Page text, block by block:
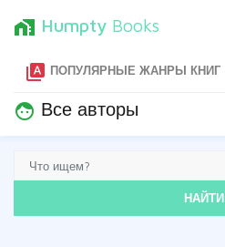
home_work Humpty Books
type_specimen ПОПУЛЯРНЫЕ ЖАНРЫ КНИГ
face Все авторы
НАЙТИ